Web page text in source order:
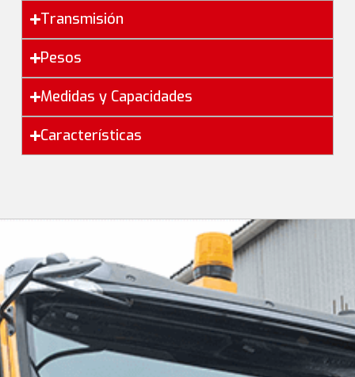
Transmisión
Pesos
Medidas y Capacidades
Características